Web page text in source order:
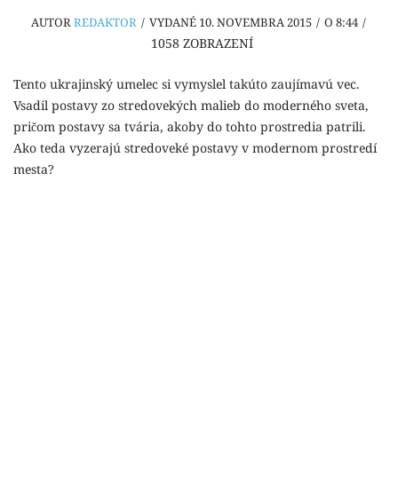
AUTORREDAKTOR / VYDANÉ 10. NOVEMBRA 2015 / O 8:44 /
1058 ZOBRAZENÍ
Tento ukrajinský umelec si vymyslel takúto zaujímavú vec.
Vsadil postavy zo stredovekých malieb do moderného sveta,
pričom postavy sa tvária, akoby do tohto prostredia patrili.
Ako teda vyzerajú stredoveké postavy v modernom prostredí
mesta?